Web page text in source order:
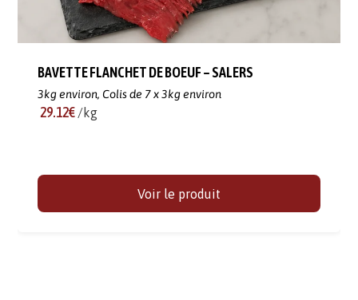
BAVETTE FLANCHET DE BOEUF – SALERS
3kg environ, Colis de 7 x 3kg environ
29.12€ /kg
Voir le produit